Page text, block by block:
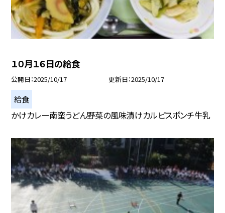
１０月１６日の給食
公開日 2025/10/17 更新日 2025/10/17
給食
かけカレー南蛮うどん野菜の風味漬けカルピスポンチ牛乳